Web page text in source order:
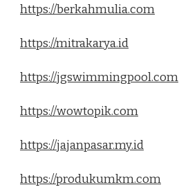
https://berkahmulia.com
https://mitrakarya.id
https://jgswimmingpool.com
https://wowtopik.com
https://jajanpasar.my.id
https://produkumkm.com